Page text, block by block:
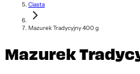
Ciasta
Mazurek Tradycyjny 400 g
Mazurek